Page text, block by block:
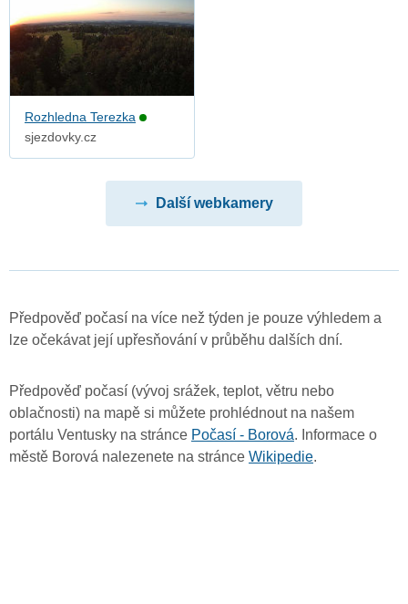
Rozhledna Terezka
sjezdovky.cz
Další webkamery
Předpověď počasí na více než týden je pouze výhledem a
lze očekávat její upřesňování v průběhu dalších dní.
Předpověď počasí (vývoj srážek, teplot, větru nebo
oblačnosti) na mapě si můžete prohlédnout na našem
portálu Ventusky na stránce Počasí - Borová. Informace o
městě Borová nalezenete na stránce Wikipedie.